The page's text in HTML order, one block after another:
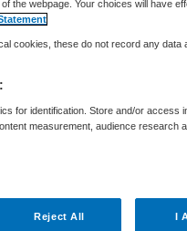
heeft de
bedrag van 74
the webpage. Your choices will have
cookies, these do not record any data
for identification. Store and/or access
measurement, audience research
Reject All I